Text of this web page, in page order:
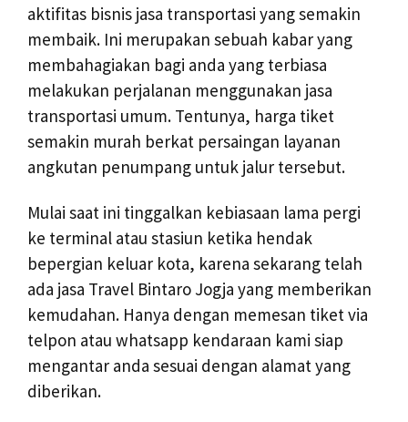
aktifitas bisnis jasa transportasi yang semakin
membaik. Ini merupakan sebuah kabar yang
membahagiakan bagi anda yang terbiasa
melakukan perjalanan menggunakan jasa
transportasi umum. Tentunya, harga tiket
semakin murah berkat persaingan layanan
angkutan penumpang untuk jalur tersebut.
Mulai saat ini tinggalkan kebiasaan lama pergi
ke terminal atau stasiun ketika hendak
bepergian keluar kota, karena sekarang telah
ada jasa Travel Bintaro Jogja yang memberikan
kemudahan. Hanya dengan memesan tiket via
telpon atau whatsapp kendaraan kami siap
mengantar anda sesuai dengan alamat yang
diberikan.